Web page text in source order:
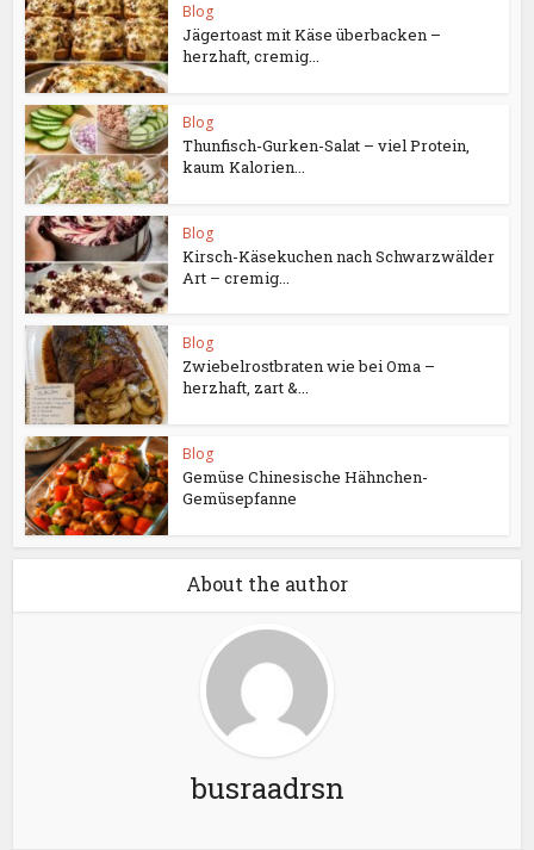
Blog
Jägertoast mit Käse überbacken –
herzhaft, cremig...
Blog
Thunfisch-Gurken-Salat – viel Protein,
kaum Kalorien...
Blog
Kirsch-Käsekuchen nach Schwarzwälder
Art – cremig...
Blog
Zwiebelrostbraten wie bei Oma –
herzhaft, zart &...
Blog
Gemüse Chinesische Hähnchen-
Gemüsepfanne
About the author
busraadrsn